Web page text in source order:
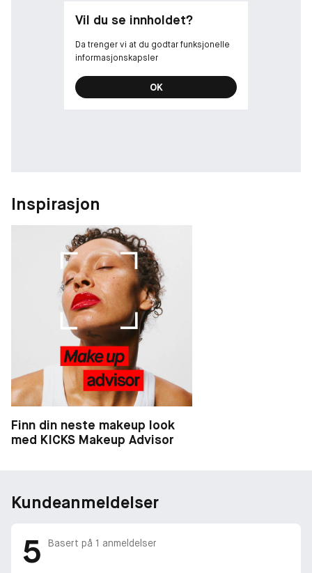
Vil du se innholdet?
Da trenger vi at du godtar funksjonelle
informasjonskapsler
OK
Inspirasjon
Finn din neste makeup look
med KICKS Makeup Advisor
Kundeanmeldelser
5 Basert på 1 anmeldelser